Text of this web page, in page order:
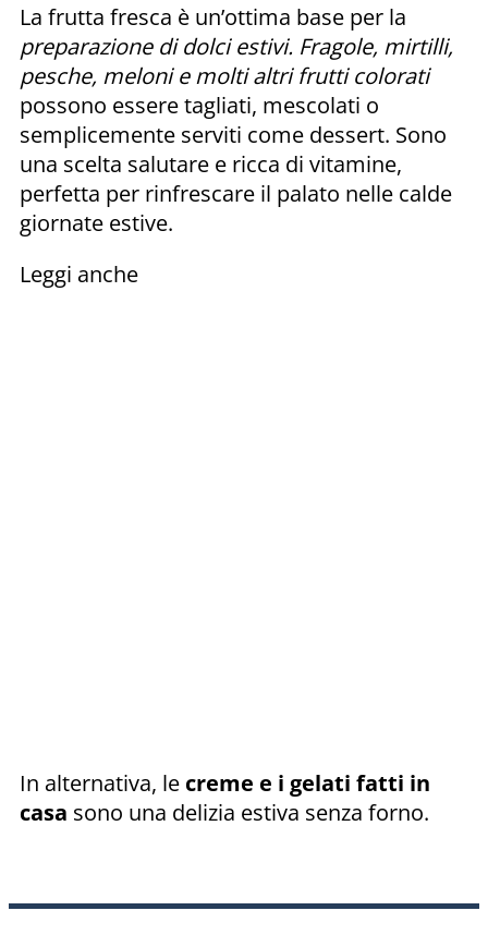
La frutta fresca è un’ottima base per la
preparazione di dolci estivi. Fragole, mirtilli,
pesche, meloni e molti altri frutti colorati
possono essere tagliati, mescolati o
semplicemente serviti come dessert. Sono
una scelta salutare e ricca di vitamine,
perfetta per rinfrescare il palato nelle calde
giornate estive.
Leggi anche
In alternativa, le creme e i gelati fatti in
casa sono una delizia estiva senza forno.